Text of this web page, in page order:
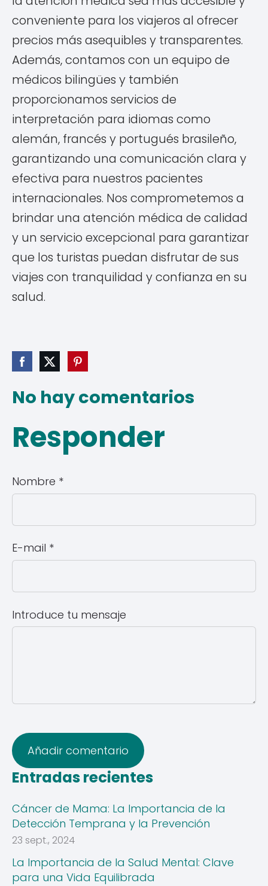
Entradas recientes
Cáncer de Mama: La Importancia de la
Detección Temprana y la Prevención
23 sept., 2024
La Importancia de la Salud Mental: Clave
para una Vida Equilibrada
conveniente para los viajeros al ofrecer
precios más asequibles y transparentes.
Además, contamos con un equipo de
médicos bilingües y también
proporcionamos servicios de
interpretación para idiomas como
alemán, francés y portugués brasileño,
garantizando una comunicación clara y
efectiva para nuestros pacientes
internacionales. Nos comprometemos a
brindar una atención médica de calidad
y un servicio excepcional para garantizar
que los turistas puedan disfrutar de sus
viajes con tranquilidad y confianza en su
salud.
No hay comentarios
Responder
Nombre *
E-mail *
Introduce tu mensaje